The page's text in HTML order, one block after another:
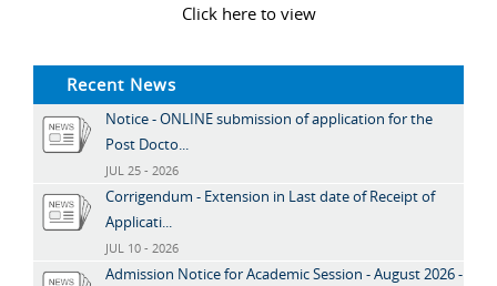
Click here to view
Recent News
Notice - ONLINE submission of application for the
Post Docto...
JUL 25 - 2026
Corrigendum - Extension in Last date of Receipt of
Applicati...
JUL 10 - 2026
Admission Notice for Academic Session - August 2026 -